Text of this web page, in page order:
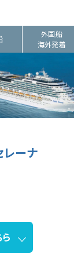
外国船
海外発着
レーナ